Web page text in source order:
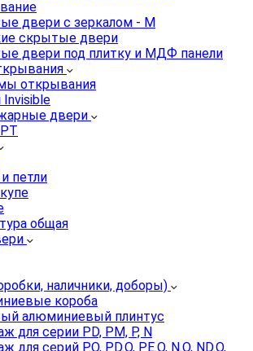
двери с зеркалом - M
скрытые двери
двери под плитку и МДФ панели
открывания
двери
петли
общая
наличники, доборы)
короба
алюминиевый плинтус
для серии PD, PM, P, N
для серий P.O, PD.O, PE.O, N.O, ND.O,